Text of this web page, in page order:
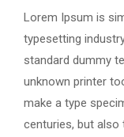
Lorem Ipsum is
typesetting
standard dummy
unknown printer
make a type
centuries, but also